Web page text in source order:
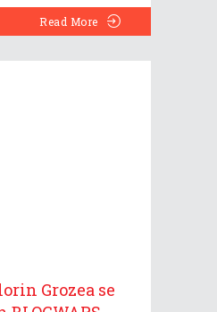
Read More
Grozea se